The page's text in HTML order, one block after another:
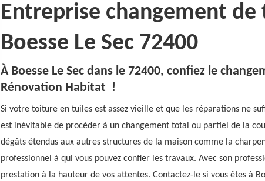
Entreprise changement
Boesse Le Sec 72400
À Boesse Le Sec dans le 72400, confiez le
Rénovation Habitat !
Si votre toiture en tuiles est assez vieille et que les réparations ne
est inévitable de procéder à un changement total ou partiel de la
dégâts étendus aux autres structures de la maison comme la
professionnel à qui vous pouvez confier les travaux. Avec son
prestation à la hauteur de vos attentes. Contactez-le si vous êtes à